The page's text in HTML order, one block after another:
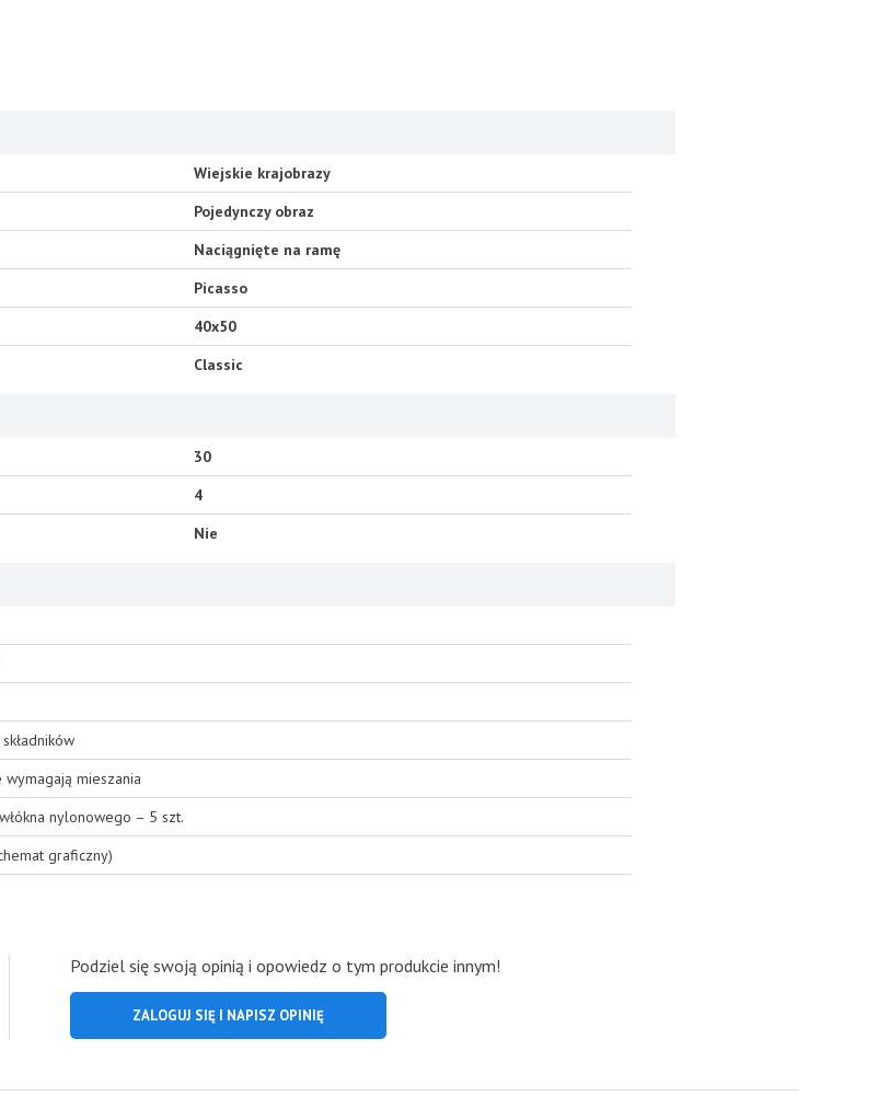
Wiejskie krajobrazy
Pojedynczy obraz
Naciągnięte na ramę
Picasso
40x50
Classic
30
4
Nie
mieszania
nylonowego – 5 szt.
graficzny)
Podziel się swoją opinią i opowiedz o tym produkcie innym!
ZALOGUJ SIĘ I NAPISZ OPINIĘ